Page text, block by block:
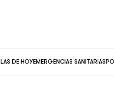
LAS DE HOYEMERGENCIAS SANITARIAS